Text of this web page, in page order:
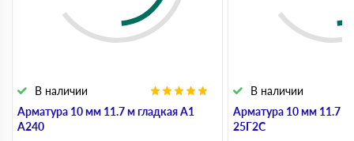
Арматура 10 мм 11.7 м гладкая А1
А240
В наличии
Арматура 10 мм 11.7 м
25Г2С
В наличии